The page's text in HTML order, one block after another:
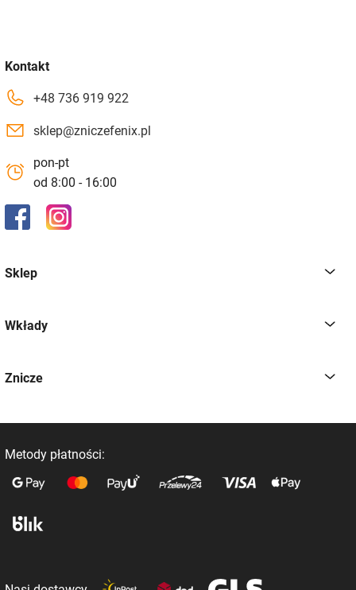
Kontakt
+48 736 919 922
sklep@zniczefenix.pl
pon-pt
od 8:00 - 16:00
Sklep
Wkłady
Znicze
Metody płatności: